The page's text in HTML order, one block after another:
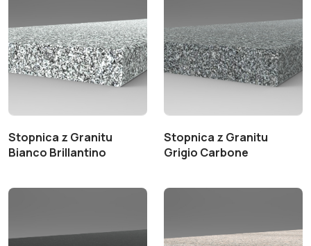
Stopnica z Granitu
Bianco Brillantino
Stopnica z Granitu
Grigio Carbone